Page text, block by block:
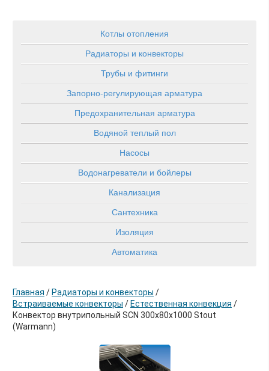
Котлы отопления
Радиаторы и конвекторы
Трубы и фитинги
Запорно-регулирующая арматура
Предохранительная арматура
Водяной теплый пол
Насосы
Водонагреватели и бойлеры
Канализация
Сантехника
Изоляция
Автоматика
Главная / Радиаторы и конвекторы /
Встраиваемые конвекторы / Естественная конвекция /
Конвектор внутрипольный SCN 300х80х1000 Stout
(Warmann)